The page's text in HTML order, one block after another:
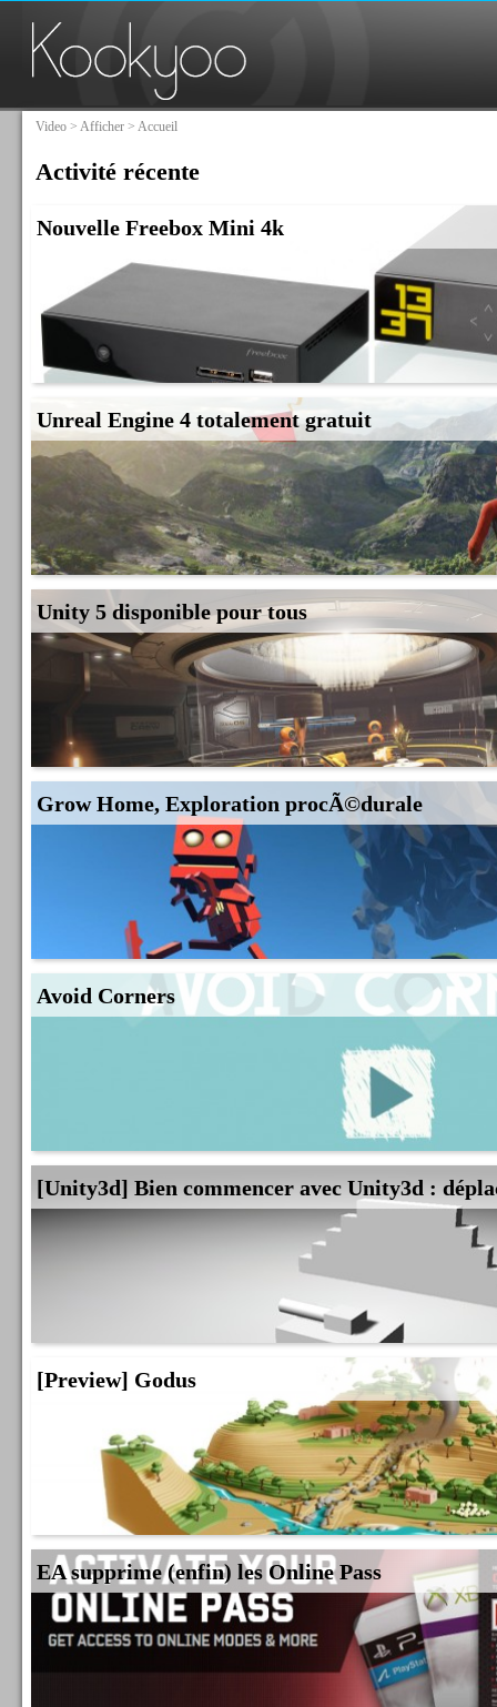
Video> Afficher> Accueil
Activité récente
Nouvelle Freebox Mini 4k
Unreal Engine 4 totalement gratuit
Unity 5 disponible pour tous
Grow Home, Exploration procÃ©durale
Avoid Corners
[Unity3d] Bien commencer avec Unity3d :
[Preview] Godus
EA supprime (enfin) les Online Pass